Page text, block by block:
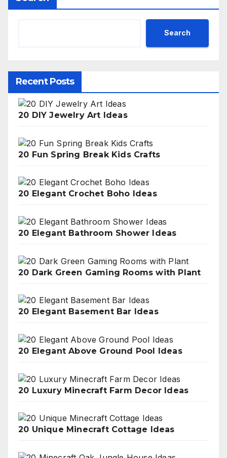
Search
Recent Posts
20 DIY Jewelry Art Ideas
20 Fun Spring Break Kids Crafts
20 Elegant Crochet Boho Ideas
20 Elegant Bathroom Shower Ideas
20 Dark Green Gaming Rooms with Plant
20 Elegant Basement Bar Ideas
20 Elegant Above Ground Pool Ideas
20 Luxury Minecraft Farm Decor Ideas
20 Unique Minecraft Cottage Ideas